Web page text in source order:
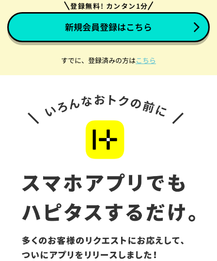
登録無料! カンタン1分
新規会員登録はこちら
すでに、登録済みの方はこちら